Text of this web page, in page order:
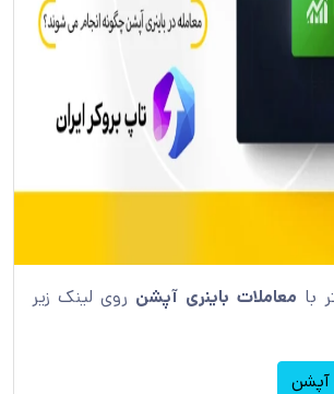
با معاملات باینری آپشن روی لینک زیر
آپشن